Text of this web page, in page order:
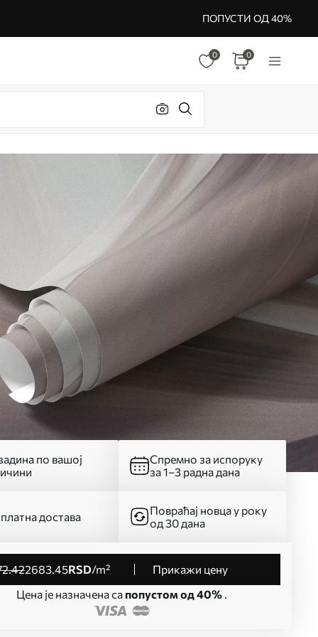
ПОПУСТИ ОД 40%
0 0
по вашој
Спремно за испоруку
за 1–3 радна дана
достава
Повраћај новца у року
од 30 дана
.422683.45RSD/m²
Прикажи цену
Цена је назначена са попустом од 40%.